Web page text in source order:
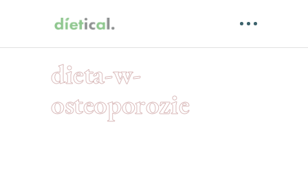
dieta-w-
osteoporozie